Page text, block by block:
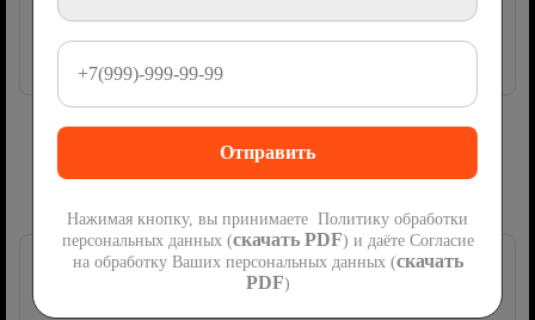
Подключить
Сим-карта Ростелеком с мобильной
Первый мобильный
Нажимая кнопку, вы принимаете Политику обработки
персональных данных (скачать PDF) и даёте Согласие
на обработку Ваших персональных данных (скачать
PDF)